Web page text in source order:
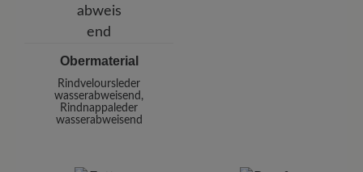
Obermaterial
Rindveloursleder
wasserabweisend,
Rindnappaleder
wasserabweisend